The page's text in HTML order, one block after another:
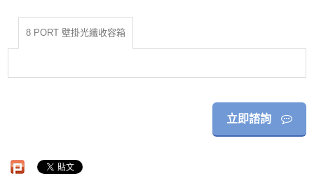
8 PORT 壁掛光纖收容箱
立即諮詢